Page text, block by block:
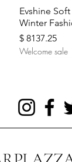
Evshine
Winter
Prix
$ 8137.25
Welcome sale